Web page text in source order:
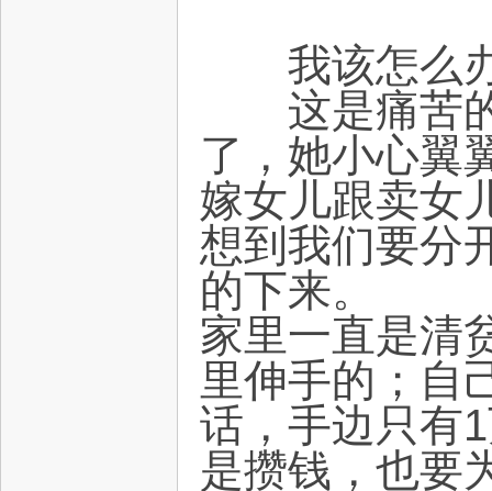
我该怎么办
这是痛苦的
了，她小心翼
嫁女儿跟卖女
想到我们要分
的下来。
家里一直是清
里伸手的；自
话，手边只有
是攒钱，也要